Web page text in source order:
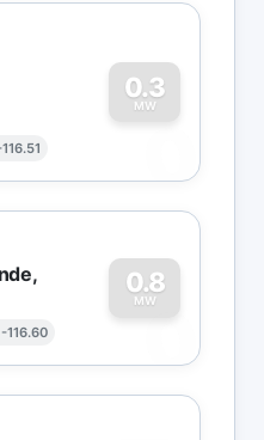
0.3
MW
0
116.60
0.8
MW
0